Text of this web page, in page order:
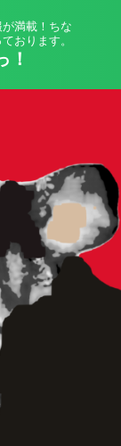
満載！ちな
おります。
！